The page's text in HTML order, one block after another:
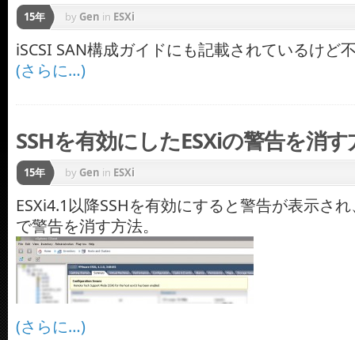
15年 by Gen in ESXi
iSCSI SAN構成ガイドにも記載されているけど
(さらに…)
SSHを有効にしたESXiの警告を消す
15年 by Gen in ESXi
ESXi4.1以降SSHを有効にすると警告が表示さ
で警告を消す方法。
(さらに…)